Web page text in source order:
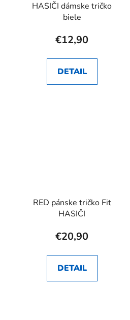
HASIČI dámske tričko
biele
€12,90
DETAIL
RED pánske tričko Fit
HASIČI
€20,90
DETAIL